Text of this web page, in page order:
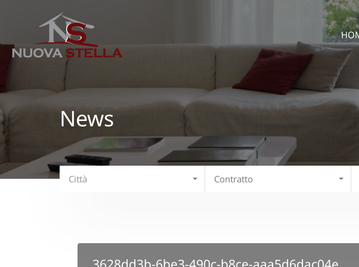
News
Città Contratto